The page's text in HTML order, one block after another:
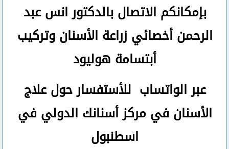
بإمكانكم الاتصال بالدكتور انس عبد
الرحمنأخصائي زراعة الأسنان وتركيب
أبتسامة هوليود
عبر الواتساب للأستفسار حول علاج
الأسنان في مركز أسنانك الدولي في
اسطنبول